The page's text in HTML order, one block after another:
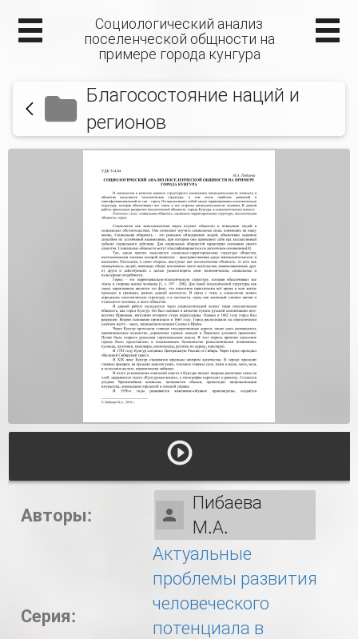
Социологический анализ
поселенческой общности на
примере города кунгура
Благосостояние наций и
регионов
Авторы:
Пибаева
М.А.
Серия:
Актуальные
проблемы развития
человеческого
потенциала в